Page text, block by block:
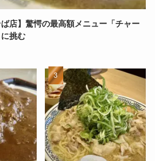
ば店】驚愕の最高額メニュー「チャー
挑む